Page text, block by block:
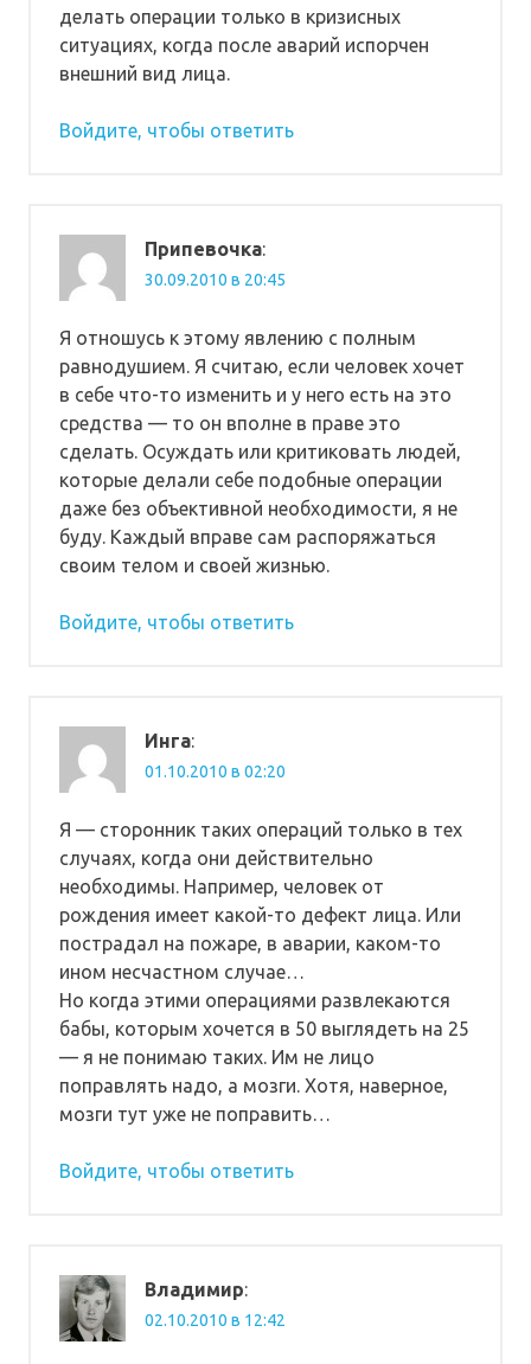
делать операции только в кризисных
ситуациях, когда после аварий испорчен
внешний вид лица.
Войдите, чтобы ответить
Припевочка:
30.09.2010 в 20:45
Я отношусь к этому явлению с полным
равнодушием. Я считаю, если человек хочет
в себе что-то изменить и у него есть на это
средства — то он вполне в праве это
сделать. Осуждать или критиковать людей,
которые делали себе подобные операции
даже без объективной необходимости, я не
буду. Каждый вправе сам распоряжаться
своим телом и своей жизнью.
Войдите, чтобы ответить
Инга:
01.10.2010 в 02:20
Я — сторонник таких операций только в тех
случаях, когда они действительно
необходимы. Например, человек от
рождения имеет какой-то дефект лица. Или
пострадал на пожаре, в аварии, каком-то
ином несчастном случае…
Но когда этими операциями развлекаются
бабы, которым хочется в 50 выглядеть на 25
— я не понимаю таких. Им не лицо
поправлять надо, а мозги. Хотя, наверное,
мозги тут уже не поправить…
Войдите, чтобы ответить
Владимир:
02.10.2010 в 12:42